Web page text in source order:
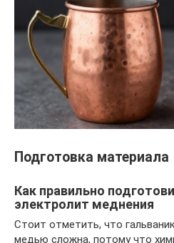
Подготовка материала
Как правильно
электролит меднения
Стоит отметить, что
медью сложна, потому что